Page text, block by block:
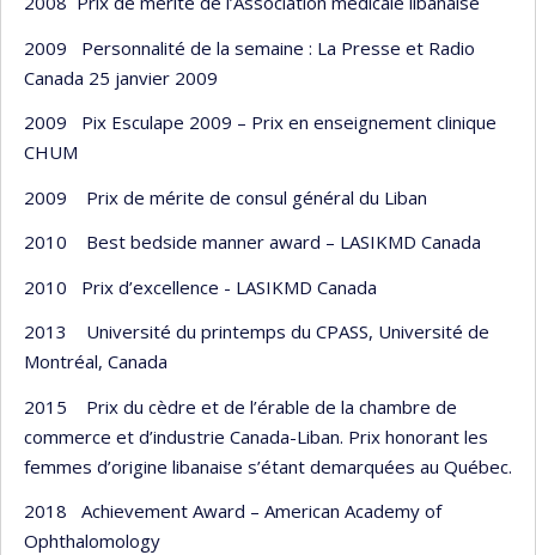
2009 Personnalité de la semaine : La Presse et Radio
Canada 25 janvier 2009
2009 Pix Esculape 2009 – Prix en enseignement clinique
CHUM
2009 Prix de mérite de consul général du Liban
2010 Best bedside manner award – LASIKMD Canada
2010 Prix d’excellence - LASIKMD Canada
2013 Université du printemps du CPASS, Université de
Montréal, Canada
2015 Prix du cèdre et de l’érable de la chambre de
commerce et d’industrie Canada-Liban. Prix honorant les
femmes d’origine libanaise s’étant demarquées au Québec.
2018 Achievement Award – American Academy of
Ophthalomology